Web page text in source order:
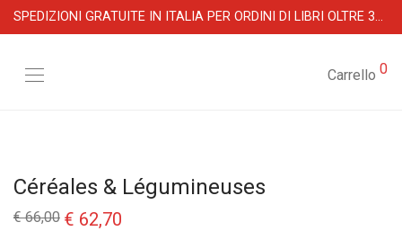
SPEDIZIONI GRATUITE IN ITALIA PER ORDINI DI LIBRI OLTRE 39 €
Carrello 0
Céréales & Légumineuses
€66,00 Il
prezzo
€ 62,70